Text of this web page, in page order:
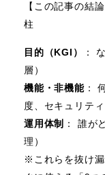
【この記事の結
柱
目的（KGI）
：
層）
機能・非機能：
度、セキュリティ
運用体制
： 誰が
理）
※これらを抜け